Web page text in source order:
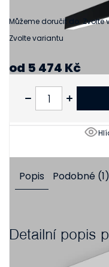
Zvolte variantu
Můžeme doručit do: Zvolte
od 5 474 Kč
Popis Podobné (1)
Detailní popis